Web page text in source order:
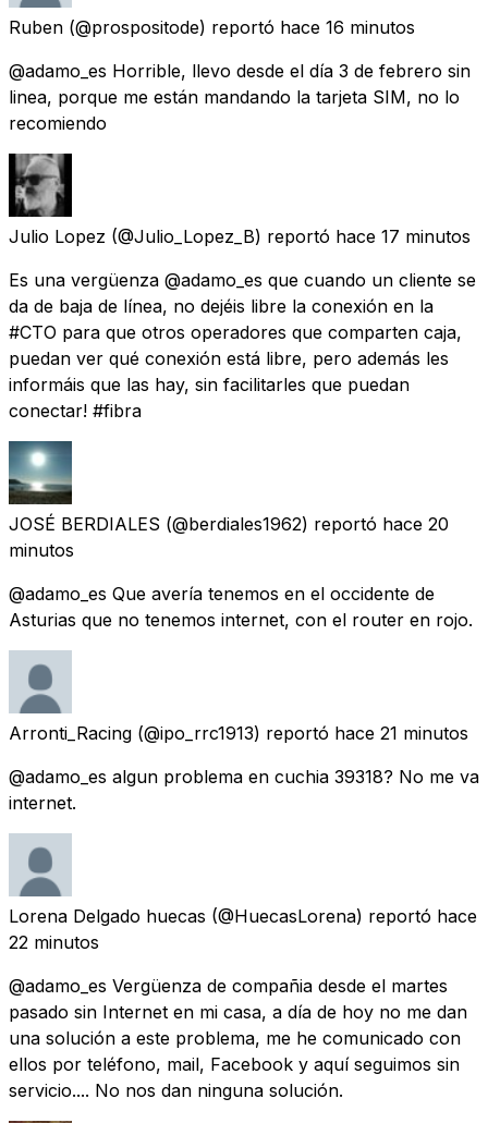
Ruben (@prospositode) reportó hace 16 minutos
@adamo_es Horrible, llevo desde el día 3 de febrero sin
linea, porque me están mandando la tarjeta SIM, no lo
recomiendo
Julio Lopez (@Julio_Lopez_B) reportó hace 17 minutos
Es una vergüenza @adamo_es que cuando un cliente se
da de baja de línea, no dejéis libre la conexión en la
#CTO para que otros operadores que comparten caja,
puedan ver qué conexión está libre, pero además les
informáis que las hay, sin facilitarles que puedan
conectar! #fibra
JOSÉ BERDIALES (@berdiales1962) reportó hace 20
minutos
@adamo_es Que avería tenemos en el occidente de
Asturias que no tenemos internet, con el router en rojo.
Arronti_Racing (@ipo_rrc1913) reportó hace 21 minutos
@adamo_es algun problema en cuchia 39318? No me va
internet.
Lorena Delgado huecas (@HuecasLorena) reportó hace
22 minutos
@adamo_es Vergüenza de compañia desde el martes
pasado sin Internet en mi casa, a día de hoy no me dan
una solución a este problema, me he comunicado con
ellos por teléfono, mail, Facebook y aquí seguimos sin
servicio.... No nos dan ninguna solución.